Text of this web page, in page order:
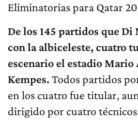
Eliminatorias para Qatar
De los 145 partidos que
con la albiceleste, cuatro
escenario el estadio Mario
Kempes. Todos partidos
en los cuatro fue titular,
dirigido por cuatro